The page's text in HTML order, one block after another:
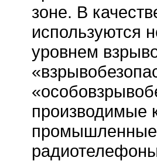
зоне. В
используются
уровнем
производимые
промышленные